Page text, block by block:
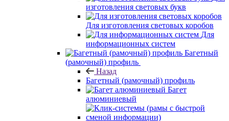
изготовления световых букв
Для изготовления световых коробов
Для
информационных систем
Багетный
(рамочный) профиль
Назад
Багетный (рамочный) профиль
Багет
алюминиевый